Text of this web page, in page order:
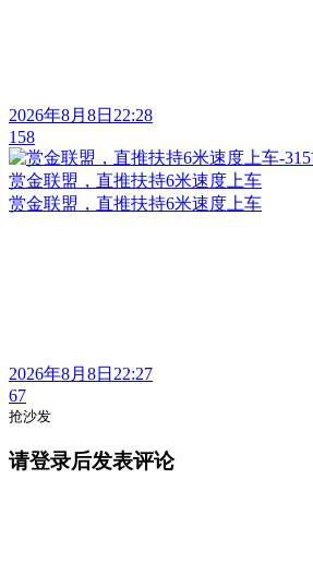
2026年8月8日22:28
158
赏金联盟，直推扶持6米速度上车
赏金联盟，直推扶持6米速度上车
2026年8月8日22:27
67
抢沙发
请登录后发表评论